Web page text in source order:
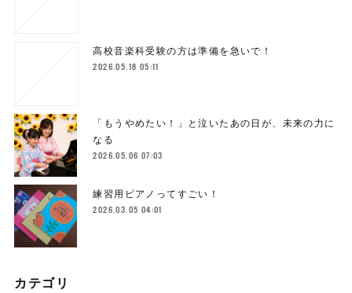
高校音楽科受験の方は準備を急いで！
2026.05.18 05:11
「もうやめたい！」と泣いたあの日が、未来の力に
なる
2026.05.06 07:03
練習用ピアノってすごい！
2026.03.05 04:01
カテゴリ